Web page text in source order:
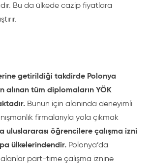
Bu da ülkede cazip fiyatlara
getirildiği takdirde Polonya
alınan tüm diplomaların YÖK
Bunun için alanında deneyimli
firmalarıyla yola çıkmak
uluslararası öğrencilere çalışma izni
ülkelerindendir. Polonya’da
part-time çalışma iznine